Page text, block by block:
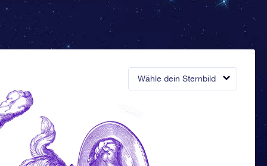
Wähle dein Sternbild